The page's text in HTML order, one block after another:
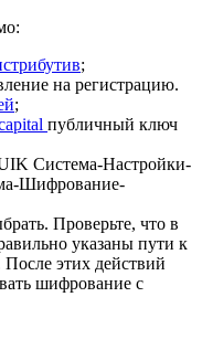
;
на регистрацию.
;
публичный ключ
Система-Настройки-
Шифрование-
Проверьте, что в
указаны пути к
этих действий
шифрование с